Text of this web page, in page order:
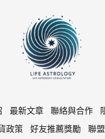
最新文章 聯絡與合作
政策
好友推薦獎勵 聯